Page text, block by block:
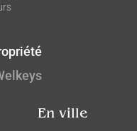
En ville